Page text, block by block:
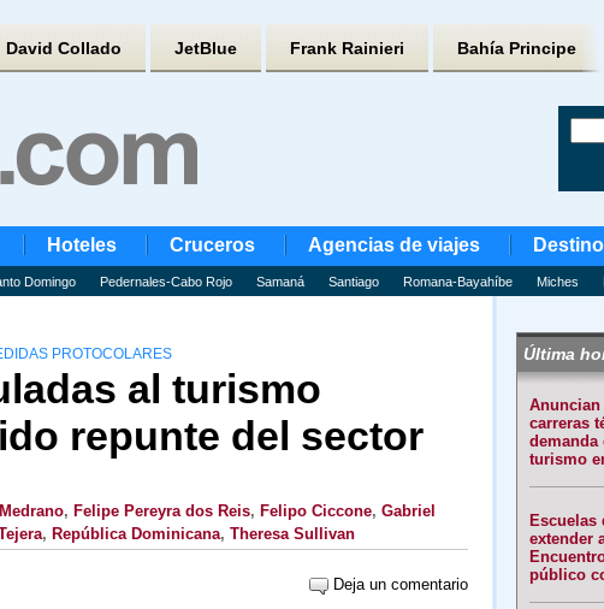
David Collado JetBlue Frank Rainieri Bahía Principe
Hoteles Cruceros Agencias de viajes
Domingo Pedernales-Cabo Rojo Samaná Santiago Romana-Bayahíbe Miches
PROTOCOLARES
al turismo
repunte del sector
, Felipe Pereyra dos Reis, Felipo Ciccone, Gabriel
, República Dominicana, Theresa Sullivan
Deja un comentario
Última
Anuncian
carreras
demanda
turismo
Escuelas
extender
público